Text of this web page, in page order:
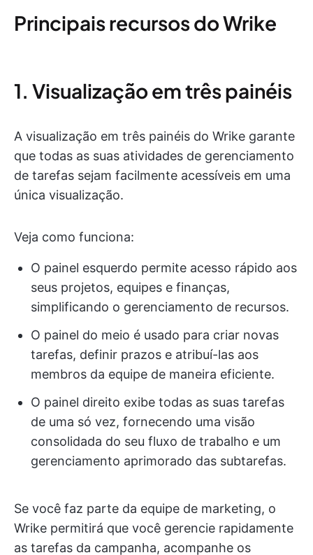
Principais recursos do Wrike
1. Visualização em três painéis
A visualização em três painéis do Wrike garante
que todas as suas atividades de gerenciamento
de tarefas sejam facilmente acessíveis em uma
única visualização.
Veja como funciona:
O painel esquerdo permite acesso rápido aos
seus projetos, equipes e finanças,
simplificando o gerenciamento de recursos.
O painel do meio é usado para criar novas
tarefas, definir prazos e atribuí-las aos
membros da equipe de maneira eficiente.
O painel direito exibe todas as suas tarefas
de uma só vez, fornecendo uma visão
consolidada do seu fluxo de trabalho e um
gerenciamento aprimorado das subtarefas.
Se você faz parte da equipe de marketing, o
Wrike permitirá que você gerencie rapidamente
as tarefas da campanha, acompanhe os